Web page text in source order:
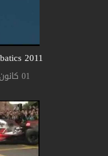
2011 Dubai Airshow and Aerobatics
01 كانون الثاني 2013, 12:00 ص